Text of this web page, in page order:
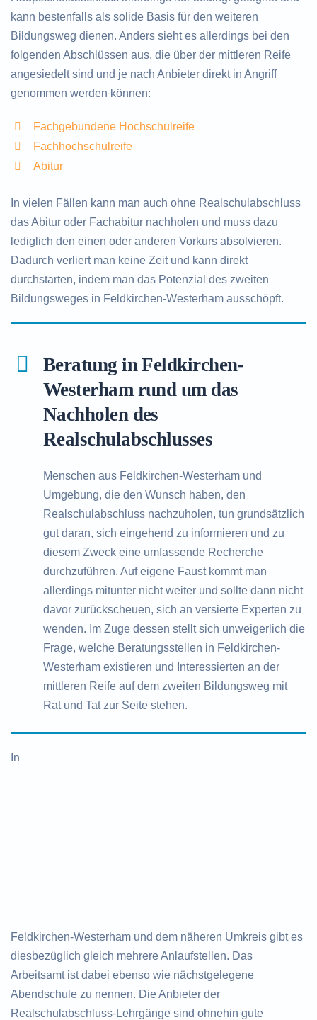
kann bestenfalls als solide Basis für den weiteren
Bildungsweg dienen. Anders sieht es allerdings bei den
folgenden Abschlüssen aus, die über der mittleren Reife
angesiedelt sind und je nach Anbieter direkt in Angriff
genommen werden können:
Fachgebundene Hochschulreife
Fachhochschulreife
Abitur
In vielen Fällen kann man auch ohne Realschulabschluss
das Abitur oder Fachabitur nachholen und muss dazu
lediglich den einen oder anderen Vorkurs absolvieren.
Dadurch verliert man keine Zeit und kann direkt
durchstarten, indem man das Potenzial des zweiten
Bildungsweges in Feldkirchen-Westerham ausschöpft.
Beratung in Feldkirchen-
Westerham rund um das
Nachholen des
Realschulabschlusses
Menschen aus Feldkirchen-Westerham und
Umgebung, die den Wunsch haben, den
Realschulabschluss nachzuholen, tun grundsätzlich
gut daran, sich eingehend zu informieren und zu
diesem Zweck eine umfassende Recherche
durchzuführen. Auf eigene Faust kommt man
allerdings mitunter nicht weiter und sollte dann nicht
davor zurückscheuen, sich an versierte Experten zu
wenden. Im Zuge dessen stellt sich unweigerlich die
Frage, welche Beratungsstellen in Feldkirchen-
Westerham existieren und Interessierten an der
mittleren Reife auf dem zweiten Bildungsweg mit
Rat und Tat zur Seite stehen.
In
Feldkirchen-Westerham und dem näheren Umkreis gibt es
diesbezüglich gleich mehrere Anlaufstellen. Das
Arbeitsamt ist dabei ebenso wie nächstgelegene
Abendschule zu nennen. Die Anbieter der
Realschulabschluss-Lehrgänge sind ohnehin gute